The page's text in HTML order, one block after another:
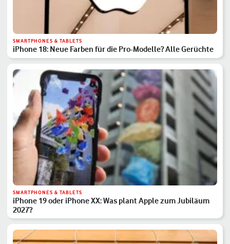
SMARTPHONES & TABLETS
iPhone 18: Neue Farben für die Pro-Modelle? Alle Gerüchte
SMARTPHONES & TABLETS
iPhone 19 oder iPhone XX: Was plant Apple zum Jubiläum
2027?